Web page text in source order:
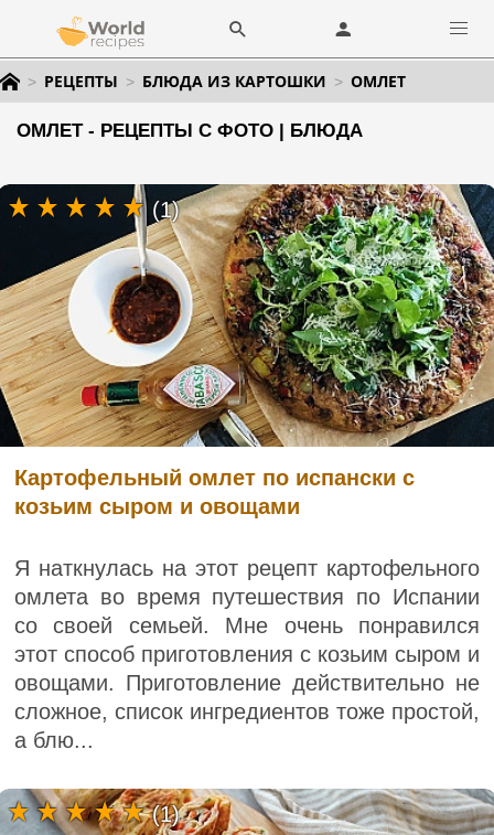
РЕЦЕПТЫ БЛЮДА ИЗ КАРТОШКИ ОМЛЕТ
ОМЛЕТ - РЕЦЕПТЫ С ФОТО | БЛЮДА
Картофельный омлет по испански с
козьим сыром и овощами
Я наткнулась на этот рецепт картофельного
омлета во время путешествия по Испании
со своей семьей. Мне очень понравился
этот способ приготовления с козьим сыром и
овощами. Приготовление действительно не
сложное, список ингредиентов тоже простой,
а блю...
(1)
(1)